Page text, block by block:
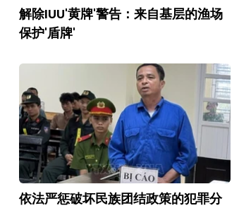
解除IUU'黄牌'警告：来自基层的渔场
保护'盾牌'
依法严惩破坏民族团结政策的犯罪分